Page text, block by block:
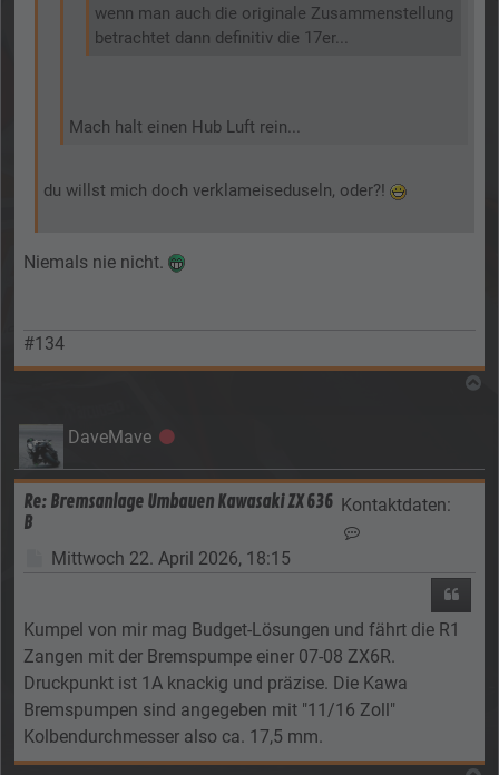
wenn man auch die originale Zusammenstellung
betrachtet dann definitiv die 17er...
Mach halt einen Hub Luft rein...
du willst mich doch verklameiseduseln, oder?!
Niemals nie nicht.
#134
DaveMave Offline
Re: Bremsanlage Umbauen Kawasaki ZX 636
B
Kontaktdaten:
Beitrag
Mittwoch 22. April 2026, 18:15
Kumpel von mir mag Budget-Lösungen und fährt die R1
Zangen mit der Bremspumpe einer 07-08 ZX6R.
Druckpunkt ist 1A knackig und präzise. Die Kawa
Bremspumpen sind angegeben mit "11/16 Zoll"
Kolbendurchmesser also ca. 17,5 mm.